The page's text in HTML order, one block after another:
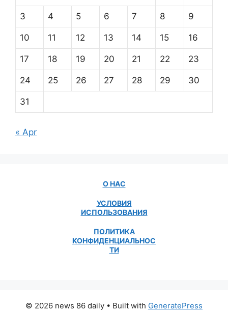
3 4 5 6 7 8 9
10 11 12 13 14 15 16
17 18 19 20 21 22 23
24 25 26 27 28 29 30
31
« Apr
О НАС
УСЛОВИЯ
ИСПОЛЬЗОВАНИЯ
ПОЛИТИКА
КОНФИДЕНЦИАЛЬНОС
ТИ
© 2026 news 86 daily • Built with GeneratePress